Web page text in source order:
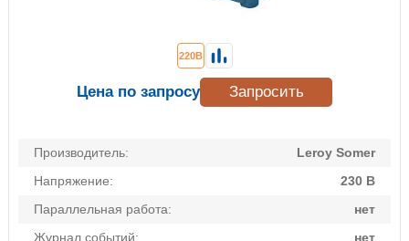
Производитель:
Leroy Somer
Напряжение:
230 В
Параллельная работа:
нет
Журнал событий:
нет
220В
Цена по запросу Запросить